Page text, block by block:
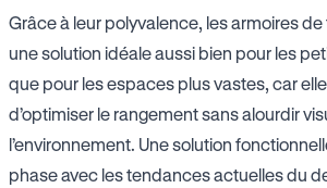
Grâce à leur polyvalence, les armoires
une solution idéale aussi bien pour les
que pour les espaces plus vastes, car
d’optimiser le rangement sans alourdir
l’environnement. Une solution
phase avec les tendances actuelles du